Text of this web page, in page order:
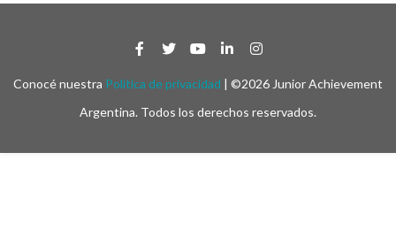
Conocé nuestra Política de privacidad | ©2026 Junior Achievement
Argentina. Todos los derechos reservados.